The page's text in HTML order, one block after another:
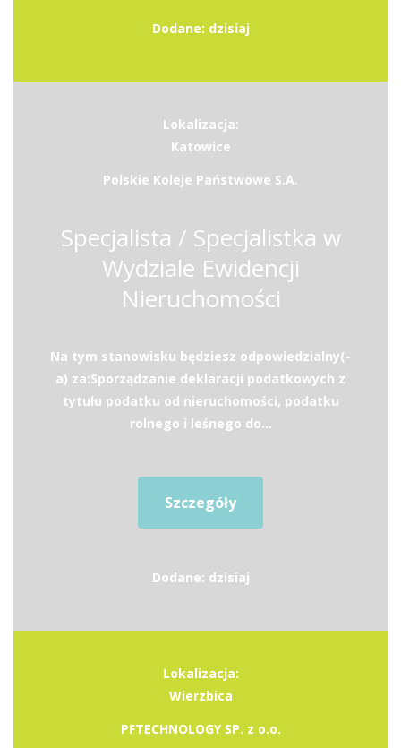
Dodane: dzisiaj
Lokalizacja:
Katowice
Polskie Koleje Państwowe S.A.
Specjalista / Specjalistka w
Wydziale Ewidencji
Nieruchomości
Na tym stanowisku będziesz odpowiedzialny(-
a) za:Sporządzanie deklaracji podatkowych z
tytułu podatku od nieruchomości, podatku
rolnego i leśnego do...
Szczegóły
Dodane: dzisiaj
Lokalizacja:
Wierzbica
PFTECHNOLOGY SP. z o.o.